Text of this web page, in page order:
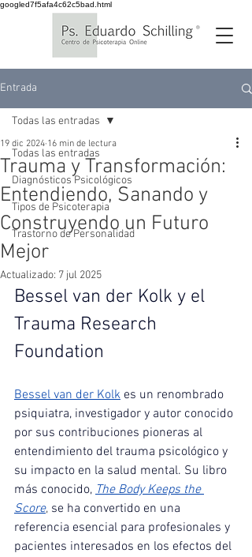
googled7f5afa4c62c5bad.html
Entrada
Todas las entradas
Diagnósticos Psicológicos
Tipos de Psicoterapia
Trastorno de Personalidad
Todas las entradas
Trauma y Transformación:
Entendiendo, Sanando y
Construyendo un Futuro
Mejor
19 dic 2024 16 min de lectura
Actualizado: 7 jul 2025
Bessel van der Kolk y el
Trauma Research
Foundation
Bessel van der Kolk es un renombrado
psiquiatra, investigador y autor conocido
por sus contribuciones pioneras al
entendimiento del trauma psicológico y
su impacto en la salud mental. Su libro
más conocido, The Body Keeps the
Score, se ha convertido en una
referencia esencial para profesionales y
pacientes interesados en los efectos del